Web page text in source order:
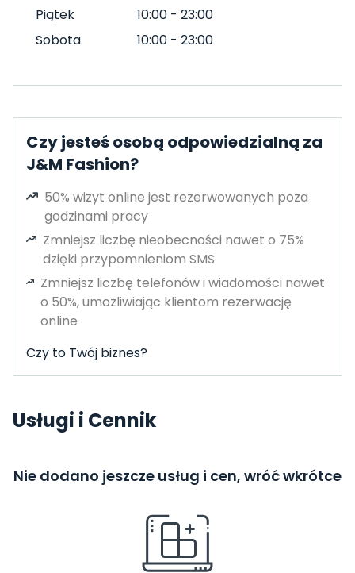
Piątek
10:00 - 23:00
Sobota
10:00 - 23:00
Czy jesteś osobą odpowiedzialną za
J&M Fashion?
50% wizyt online jest rezerwowanych poza
godzinami pracy
Zmniejsz liczbę nieobecności nawet o 75%
dzięki przypomnieniom SMS
Zmniejsz liczbę telefonów i wiadomości nawet
o 50%, umożliwiając klientom rezerwację
online
Czy to Twój biznes?
Usługi i Cennik
Nie dodano jeszcze usług i cen, wróć wkrótce